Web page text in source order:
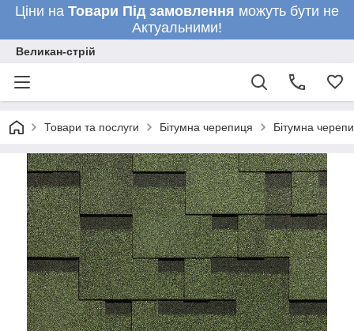
Ціни на Товари Під замовлення можуть бути не
Актуальними!
Великан-стрій
Товари та послуги Бітумна черепиця Бітумна